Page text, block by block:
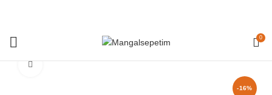
0
-16%